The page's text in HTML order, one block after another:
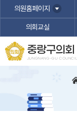
본문바로가기
의원홈페이지
의회교실
중랑구의회
JUNGNANG-GU COUNCIL